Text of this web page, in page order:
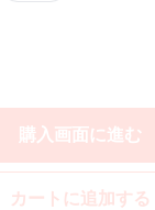
購入画面に進む
カートに追加する